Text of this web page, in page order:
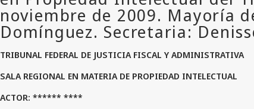
TRIBUNAL FEDERAL DE JUSTICIA FISCAL Y ADMINISTRATIVA
SALA REGIONAL EN MATERIA DE PROPIEDAD INTELECTUAL
ACTOR: ****** ****